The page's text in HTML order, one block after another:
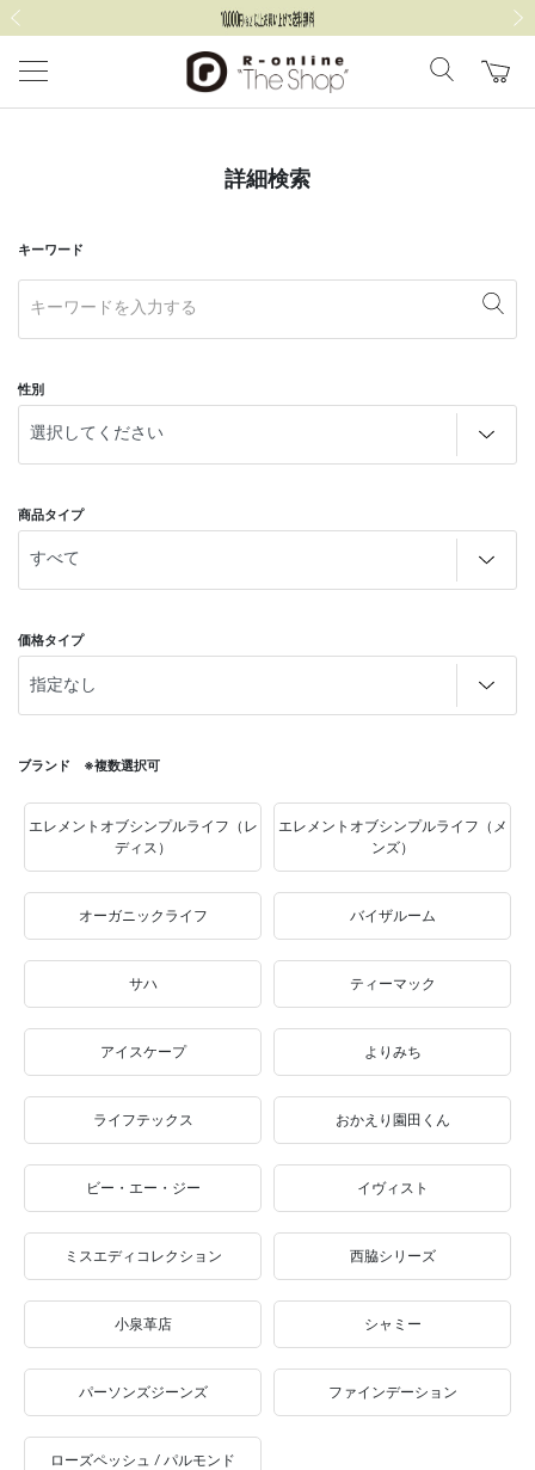
詳細検索
キーワード
性別
商品タイプ
価格タイプ
ブランド ※複数選択可
エレメントオブシンプルライフ（レ
ディス）
エレメントオブシンプルライフ（メ
ンズ）
オーガニックライフ バイザルーム
サハ ティーマック
アイスケープ よりみち
ライフテックス おかえり園田くん
ビー・エー・ジー イヴィスト
ミスエディコレクション 西脇シリーズ
小泉革店 シャミー
パーソンズジーンズ ファインデーション
ローズペッシュ / パルモンド